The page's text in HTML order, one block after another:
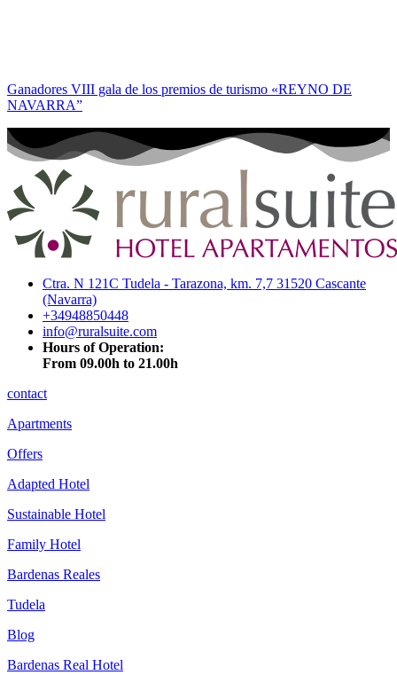
Ganadores VIII gala de los premios de turismo «REYNO DE
NAVARRA”
Ctra. N 121C Tudela - Tarazona, km. 7,7 31520 Cascante
(Navarra)
+34948850448
info@ruralsuite.com
Hours of Operation:
From 09.00h to 21.00h
contact
Apartments
Offers
Adapted Hotel
Sustainable Hotel
Family Hotel
Bardenas Reales
Tudela
Blog
Bardenas Real Hotel